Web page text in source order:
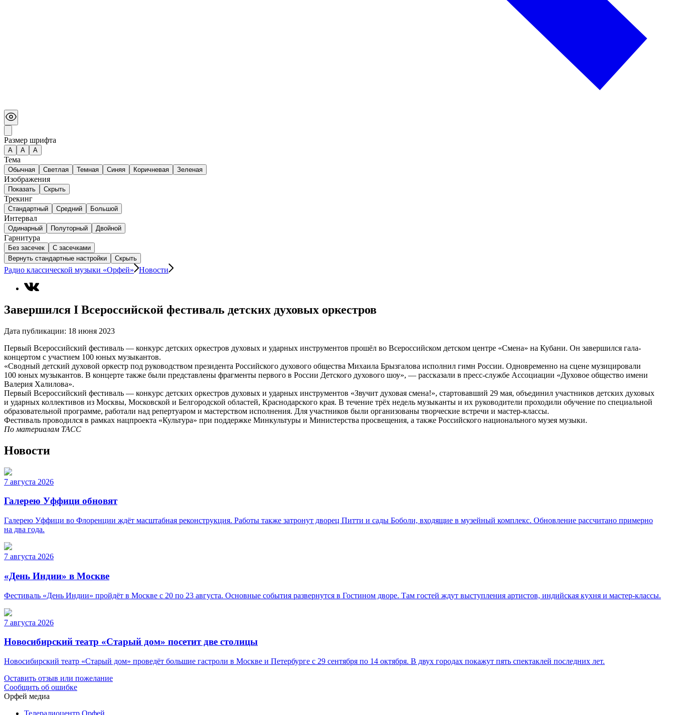
Размер шрифта
А A A
Тема
Обычная Светлая Темная Синяя Коричневая Зеленая
Изображения
Показать Скрыть
Трекинг
Стандартный Средний Большой
Интервал
Одинарный Полуторный Двойной
Гарнитура
Без засечек
С засечками
Вернуть стандартные настройки
Скрыть
Радио классической музыки «Орфей» Новости
Завершился I Всероссийской фестиваль детских духовых оркестров
Дата публикации: 18 июня 2023
Первый Всероссийский фестиваль — конкурс детских оркестров духовых и ударных инструментов прошёл во Всероссийском детском центре «Смена» на Кубани. Он завершился гала-
концертом с участием 100 юных музыкантов.
«Сводный детский духовой оркестр под руководством президента Российского духового общества Михаила Брызгалова исполнил гимн России. Одновременно на сцене музицировали
100 юных музыкантов. В концерте также были представлены фрагменты первого в России Детского духового шоу», — рассказали в пресс-службе Ассоциации «Духовое общество имени
Валерия Халилова».
Первый Всероссийский фестиваль — конкурс детских оркестров духовых и ударных инструментов «Звучит духовая смена!», стартовавший 29 мая, объединил участников детских духовых
и ударных коллективов из Москвы, Московской и Белгородской областей, Краснодарского края. В течение трёх недель музыканты и их руководители проходили обучение по специальной
образовательной программе, работали над репертуаром и мастерством исполнения. Для участников были организованы творческие встречи и мастер-классы.
Фестиваль проводился в рамках нацпроекта «Культура» при поддержке Минкультуры и Министерства просвещения, а также Российского национального музея музыки.
По материалам ТАСС
Новости
7 августа 2026
Галерею Уффици обновят
Галерею Уффици во Флоренции ждёт масштабная реконструкция. Работы также затронут дворец Питти и сады Боболи, входящие в музейный комплекс. Обновление рассчитано примерно
на два года.
7 августа 2026
«День Индии» в Москве
Фестиваль «День Индии» пройдёт в Москве с 20 по 23 августа. Основные события развернутся в Гостином дворе. Там гостей ждут выступления артистов, индийская кухня и мастер-классы.
7 августа 2026
Новосибирский театр «Старый дом» посетит две столицы
Новосибирский театр «Старый дом» проведёт большие гастроли в Москве и Петербурге с 29 сентября по 14 октября. В двух городах покажут пять спектаклей последних лет.
Оставить отзыв или пожелание
Сообщить об ошибке
Орфей медиа
Телерадиоцентр Орфей